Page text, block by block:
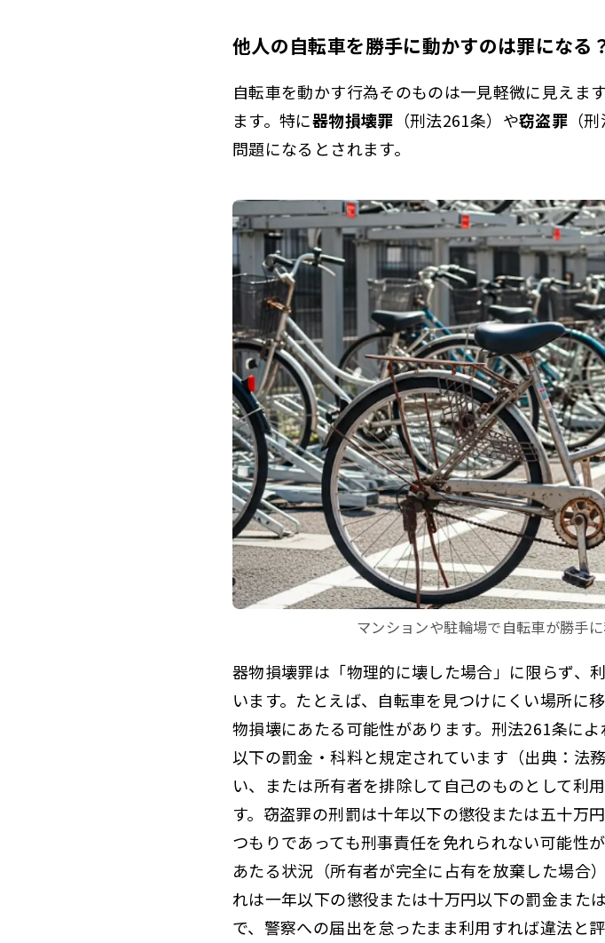
他人の自転車を勝手に動かすのは罪になる
自転車を動かす行為そのものは一見軽微に見えま
ます。特に器物損壊罪 （刑法261条）や窃盗罪（刑
問題になるとされます。
マンションや駐輪場で自転車が勝手
器物損壊罪は「物理的に壊した場合」に限らず、
います。たとえば、自転車を見つけにくい場所に
物損壊にあたる可能性があります。刑法261条に
以下の罰金・科料と規定されています（出典：法
い、または所有者を排除して自己のものとして利
す。窃盗罪の刑罰は十年以下の懲役または五十万
つもりであっても刑事責任を免れられない可能性
あたる状況（所有者が完全に占有を放棄した場合
れは一年以下の懲役または十万円以下の罰金また
で、警察への届出を怠ったまま利用すれば違法と評